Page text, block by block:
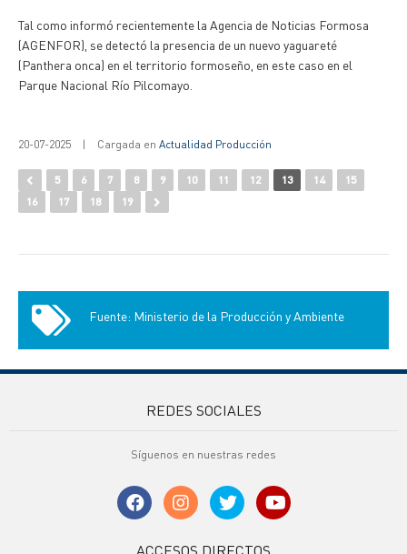
Tal como informó recientemente la Agencia de Noticias Formosa
(AGENFOR), se detectó la presencia de un nuevo yaguareté
(Panthera onca) en el territorio formoseño, en este caso en el
Parque Nacional Río Pilcomayo.
20-07-2025 | Cargada en Actualidad Producción
5 6 7 8 9 10 11 12 13 14
15
16
17 18 19
Fuente: Ministerio de la Producción y Ambiente
REDES SOCIALES
Síguenos en nuestras redes
ACCESOS DIRECTOS